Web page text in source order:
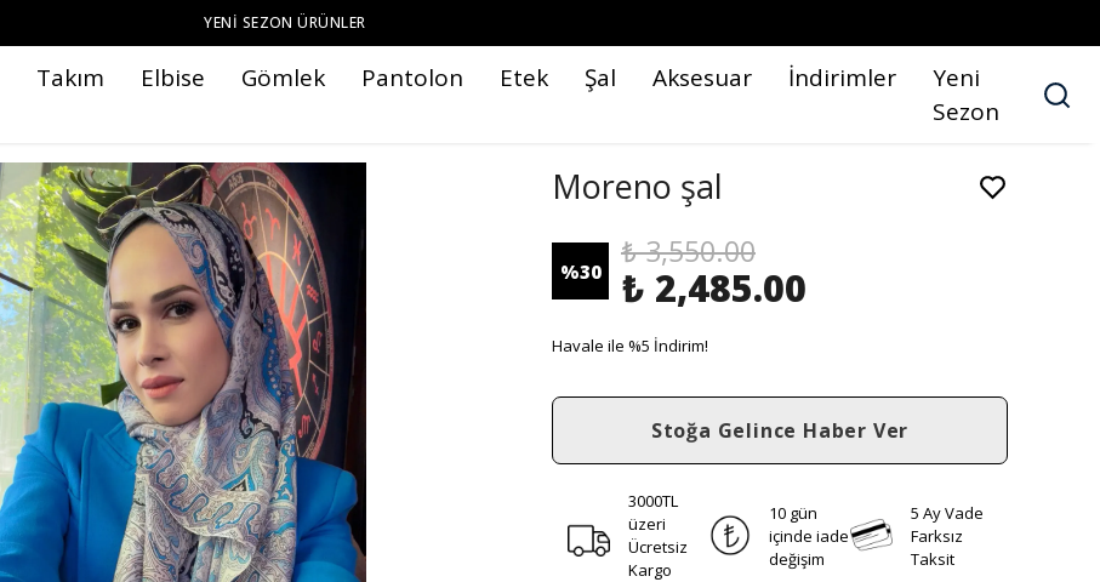
YENI SEZON ÜRÜNLER
Takım Elbise Gömlek Pantolon Etek Şal Aksesuar İndirimler
Yeni
Sezon
Moreno şal
%30
₺ 3,550.00
₺ 2,485.00
Havale ile %5 İndirim!
Stoğa Gelince Haber Ver
3000TL
üzeri
Ücretsiz
Kargo
10 gün
içinde iade
değişim
5 Ay Vade
Farksız
Taksit